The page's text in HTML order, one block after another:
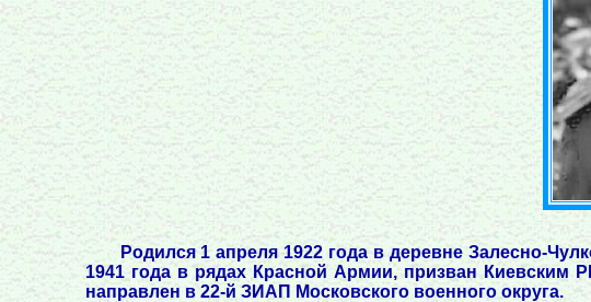
Родился 1 апреля 1922 года в деревне Залесно-
1941 года в рядах Красной Армии, призван Киевским
направлен в 22-й ЗИАП Московского военного округа.